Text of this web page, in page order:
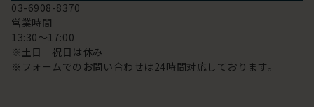
03-6908-8370
営業時間
13:30～17:00
※土日 祝日は休み
※フォームでのお問い合わせは24時間対応しております。